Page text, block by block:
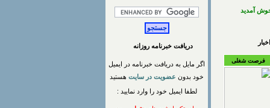
آمدید
فرصت شغلی
دریافت خبرنامه روزانه
اگر مایل به دریافت خبرنامه در ایمیل
خود بدون عضویت در سایت هستید
لطفا ایمیل خود را وارد نمایید :